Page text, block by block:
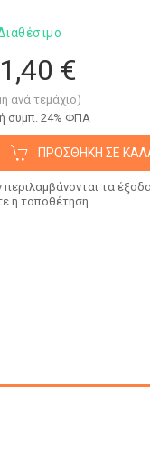
€
ανά τεμάχιο)
συμπ. 24% ΦΠΑ
ΠΡΟΣΘΉΚΗ ΣΕ
περιλαμβάνονται τα
η τοποθέτηση